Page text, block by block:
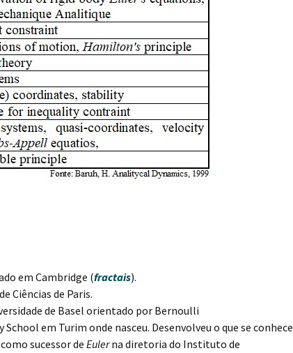
em Cambridge (fractais).
Ciências de Paris.
de Basel orientado por Bernoulli
em Turim onde nasceu. Desenvolveu o que se conhece
sucessor de Eulerna diretoria do Instituto de